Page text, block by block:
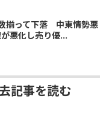
揃って下落 中東情勢悪
悪化し売り優...
記事を読む